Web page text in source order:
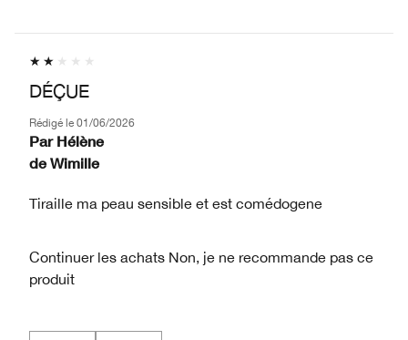
DÉÇUE
Rédigé le 01/06/2026
Par Hélène
de Wimille
Tiraille ma peau sensible et est comédogene
Continuer les achats Non, je ne recommande pas ce
produit